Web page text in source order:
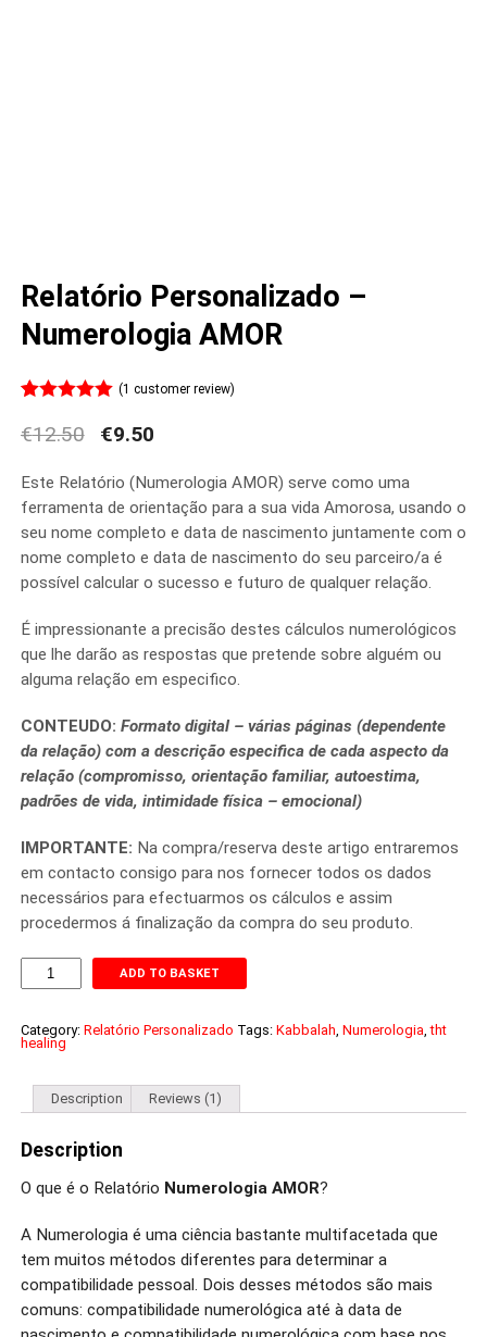
Relatório Personalizado –
Numerologia AMOR
out of 5
rating
(1 customer review)
€12.50
Original
was:
€12.50.
€9.50Current
is:
€9.50.
Este Relatório (Numerologia AMOR) serve como uma
ferramenta de orientação para a sua vida Amorosa, usando o
seu nome completo e data de nascimento juntamente com o
nome completo e data de nascimento do seu parceiro/a é
possível calcular o sucesso e futuro de qualquer relação.
É impressionante a precisão destes cálculos numerológicos
que lhe darão as respostas que pretende sobre alguém ou
alguma relação em especifico.
CONTEUDO: Formato digital – várias páginas (dependente
da relação) com a descrição especifica de cada aspecto da
relação (compromisso, orientação familiar, autoestima,
padrões de vida, intimidade física – emocional)
IMPORTANTE: Na compra/reserva deste artigo entraremos
em contacto consigo para nos fornecer todos os dados
necessários para efectuarmos os cálculos e assim
procedermos á finalização da compra do seu produto.
Relatório
Personalizado
AMOR
quantity
ADD TO BASKET
Category: Relatório Personalizado Tags: Kabbalah Numerologia ,tht
healing
Description Reviews (1)
Description
O que é o Relatório Numerologia AMOR?
A Numerologia é uma ciência bastante multifacetada que
tem muitos métodos diferentes para determinar a
compatibilidade pessoal. Dois desses métodos são mais
comuns: compatibilidade numerológica até à data de